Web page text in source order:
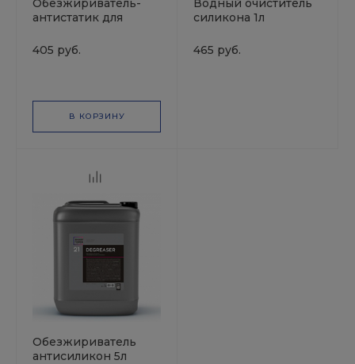
Обезжириватель-
антистатик для
0,9л СИНТЕЗ
405 руб.
В КОРЗИНУ
Водный очиститель
силикона 1л
465 руб.
Обезжириватель
антисиликон 5л